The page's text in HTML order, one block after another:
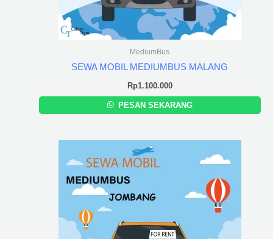
MediumBus
SEWA MOBIL MEDIUMBUS MALANG
Rp1.100.000
PESAN SEKARANG